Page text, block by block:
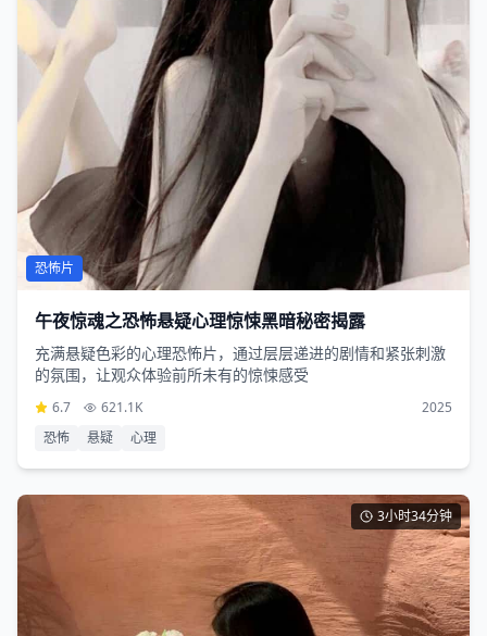
恐怖片
午夜惊魂之恐怖悬疑心理惊悚黑暗秘密揭露
充满悬疑色彩的心理恐怖片，通过层层递进的剧情和紧张刺激
的氛围，让观众体验前所未有的惊悚感受
6.7 621.1K
2025
恐怖
悬疑 心理
3小时34分钟